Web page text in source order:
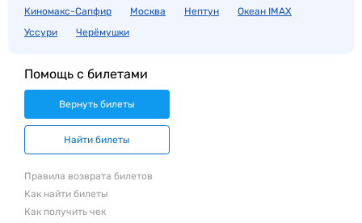
Киномакс-Сапфир
Москва Нептун
Океан IMAX
Уссури
Черёмушки
Помощь с билетами
Вернуть билеты
Найти билеты
Правила возврата билетов
Как найти билеты
Как получить чек